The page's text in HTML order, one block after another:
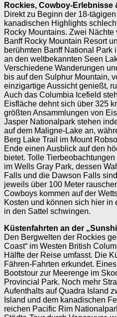
Rockies, Cowboy-Erlebnisse
Direkt zu Beginn der 18-
kanadischen Highlights
Rocky Mountains. Zwei
Banff Rocky Mountain Resort
berühmten Banff National
an den weltbekannten Seen
Verschiedene Wanderungen
bis auf den Sulphur Mountain,
einzigartige Aussicht genießt,
Auch das Columbia Icefield
Eisfläche dehnt sich über 325
größten Ansammlungen von
Jasper Nationalpark stehen
auf dem Maligne-Lake an,
Berg Lake Trail im Mount
Ende einen Ausblick auf den
bietet. Tolle
im Wells Gray Park, dessen
Falls und die Dawson Falls
jeweils über 100 Meter
Cowboys kommen auf der
Kosten und können sich hier in
in den Sattel schwingen.
Küstenfahrten an der
Den Bergwelten der Rockies
Coast“ im Westen British
Hälfte der Reise umfasst. Die
Fähren-Fahrten erkundet.
Bootstour zur Meerenge im
Provincial Park. Noch mehr
Aufenthalts auf Quadra Island
Island und dem kanadischen
reichen Pacific Rim